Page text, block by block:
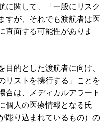
に関して、「一般にリスク
すが、それでも渡航者は医
直面する可能性がありま
的とした渡航者に向け、
リストを携行する」ことを
合は、メディカルアラート
個人の医療情報となる氏
彫り込まれているもの）の